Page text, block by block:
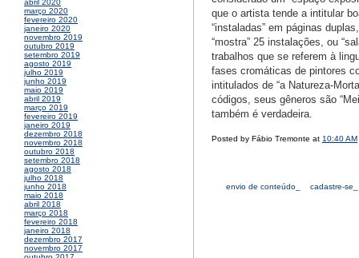
abril 2020
março 2020
fevereiro 2020
janeiro 2020
novembro 2019
outubro 2019
setembro 2019
agosto 2019
julho 2019
junho 2019
maio 2019
abril 2019
março 2019
fevereiro 2019
janeiro 2019
dezembro 2018
novembro 2018
outubro 2018
setembro 2018
agosto 2018
julho 2018
junho 2018
maio 2018
abril 2018
março 2018
fevereiro 2018
janeiro 2018
dezembro 2017
novembro 2017
que o artista tende a intitular
“instaladas” em páginas
“mostra” 25 instalações, ou
trabalhos que se referem à
fases cromáticas de pintores
intitulados de “a Natureza-
códigos, seus gêneros são
também é verdadeira.
Posted by Fábio Tremonte at 10:40 AM
envio de conteúdo_ cadastre-se_